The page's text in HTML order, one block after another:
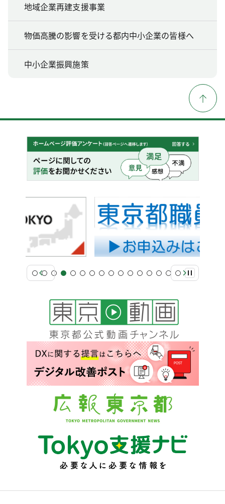
地域企業再建支援事業
物価高騰の影響を受ける都内中小企業の皆様へ
中小企業振興施策